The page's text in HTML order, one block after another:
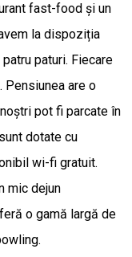
fast-food și un
la dispoziția
paturi. Fiecare
Pensiunea are o
pot fi parcate în
dotate cu
wi-fi gratuit.
mic dejun
o gamă largă de